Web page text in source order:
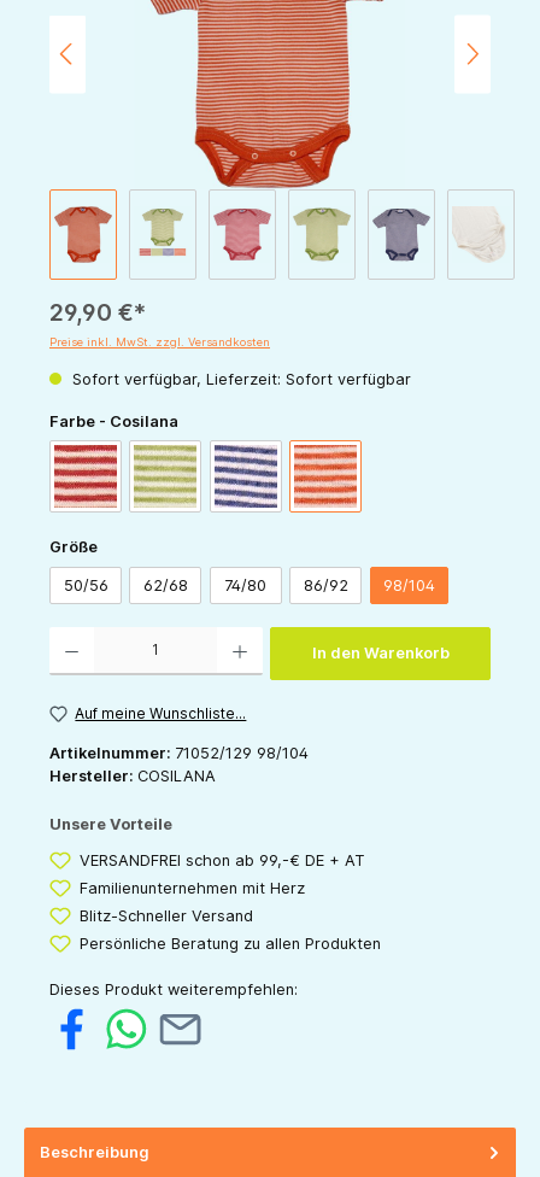
29,90 €*
Preise inkl. MwSt. zzgl. Versandkosten
Sofort verfügbar, Lieferzeit: Sofort verfügbar
Farbe - Cosilana
rot-natur grün-naturmarine-naturorange-natur
Größeauswählen
50/56 62/68 74/80 86/92 98/104
In den Warenkorb
Auf meine Wunschliste...
Artikelnummer: 71052/129 98/104
Hersteller: COSILANA
Unsere Vorteile
VERSANDFREI schon ab 99,-€ DE + AT
Familienunternehmen mit Herz
Blitz-Schneller Versand
Persönliche Beratung zu allen Produkten
Dieses Produkt weiterempfehlen:
Beschreibung